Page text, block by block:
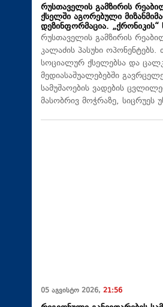
რუსთაველის გამზირის
ქსელში აგორებული
დეზინფორმაცია. „ქრონიკის“
რუსთაველის გამზირის
კალაძის პასუხი
სოციალურ ქსელებსა და
მედიასაშუალებებში
სამუშაოების ვადების
მასობრივ მოჭრაზე, სიცრუეს
05 აგვისტო 2026, 21:56